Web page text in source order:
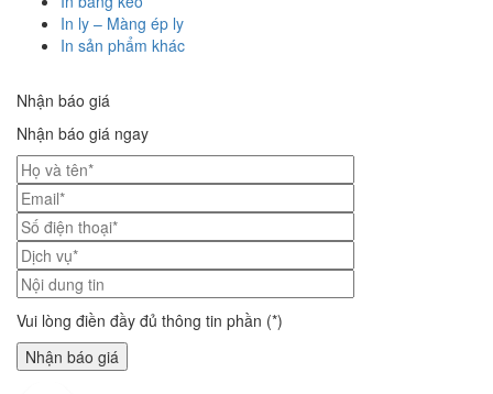
In ly – Màng ép ly
In sản phẩm khác
Nhận báo giá
Nhận báo giá ngay
Vui lòng điền đầy đủ thông tin phần (*)